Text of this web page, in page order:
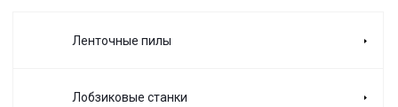
Ленточные пилы
Лобзиковые станки